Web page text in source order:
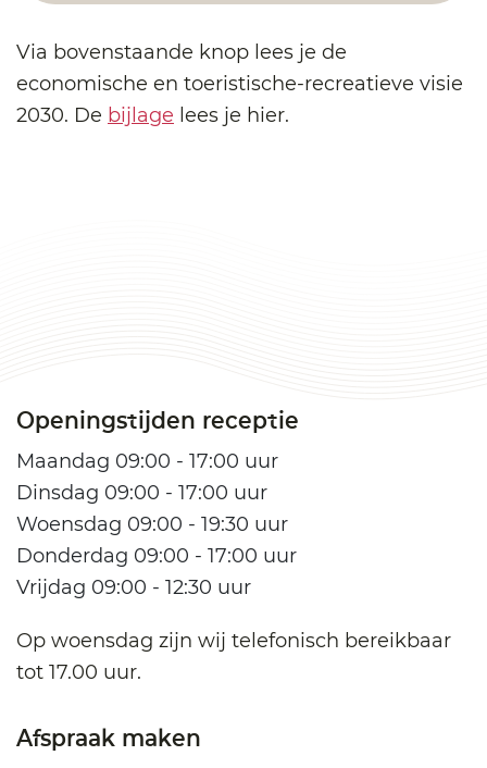
Via bovenstaande knop lees je de
economische en toeristische-recreatieve visie
2030. De bijlage lees je hier.
Openingstijden receptie
Maandag 09:00 - 17:00 uur
Dinsdag 09:00 - 17:00 uur
Woensdag 09:00 - 19:30 uur
Donderdag 09:00 - 17:00 uur
Vrijdag 09:00 - 12:30 uur
Op woensdag zijn wij telefonisch bereikbaar
tot 17.00 uur.
Afspraak maken